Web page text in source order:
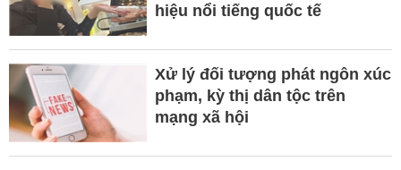
hiệu nổi tiếng quốc tế
Xử lý đối tượng phát ngôn xúc
phạm, kỳ thị dân tộc trên
mạng xã hội